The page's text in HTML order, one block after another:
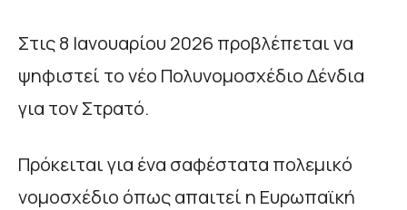
Στις 8 Ιανουαρίου 2026 προβλέπεται να
ψηφιστεί το νέο Πολυνομοσχέδιο Δένδια
για τον Στρατό.
Πρόκειται για ένα σαφέστατα πολεμικό
νομοσχέδιο όπως απαιτεί η Ευρωπαϊκή